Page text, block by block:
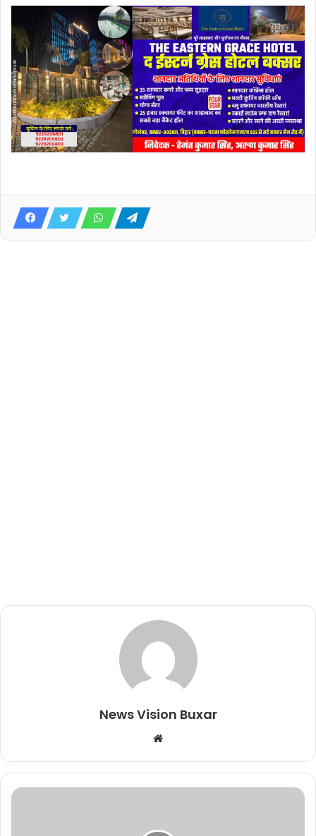
News Vision Buxar
b
s